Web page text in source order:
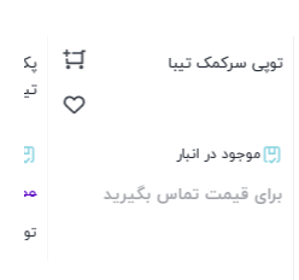
پک متوسط وایر تقویتی پراید و
موجود در انبار
1% 2,020,000